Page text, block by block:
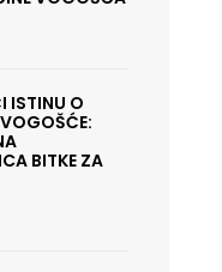
ISTINU O
BITKE ZA